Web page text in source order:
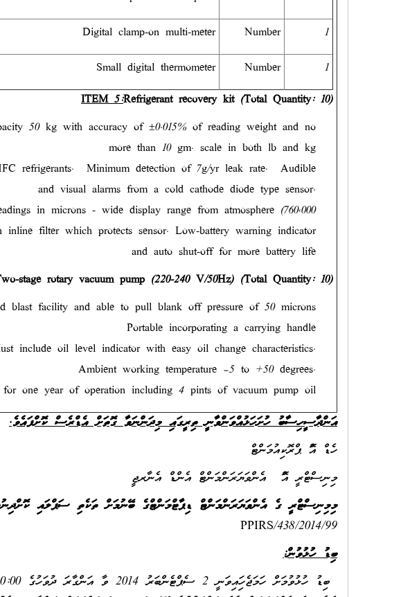
1
Number
Digital clamp-on multi-meter
1
Number
Small digital thermometer
ITEM 5:Refrigerant recovery kit (Total Quantity: 10)
50 kg with accuracy of ±0.015% of reading weight and no
more than 10 gm. scale in both lb and kg
refrigerants.
Minimum detection of 7g/yr leak rate.
Audible
and visual alarms from a cold cathode diode type sensor.
in microns - wide display range from atmosphere (760,000
filter which protects sensor. Low-battery warning indicator
and auto shut-off for more battery life
stage rotary vacuum pump (220-240 V/50Hz) (Total Quantity: 10)
blast facility and able to pull blank off pressure of 50 microns
Portable incorporating a carrying handle
include oil level indicator with easy oil change characteristics.
Ambient working temperature –5 to +50 degrees.
for one year of operation including 4 pints of vacuum pump oil
އަންދާސީހިސާބު ހުށަހަޅުއްވަންވާނީ ތިރީގައި މިދަންނަވާ ގޮތަށް އެޑްރެސް ކޮށްފައެވެ.
ހެޑް އޮފް ޕްރޮކިއުމަންޓް
މިނިސްޓްރީ އޮފް އެންވަޔަރަންމަންޓް އެންޑް އެނާރޖީ
މިމިނިސްޓްރީ ގެ އެންވަޔަރަންމަންޓް ޑިޕާޓްމަންޓްގެ ބޭނުމަށް ތަކެތި ސަޕްލައި
PPIRS/438/2014/99
ބިޑު ހުޅުވުން: